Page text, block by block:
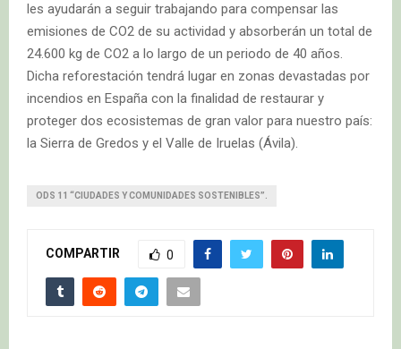
les ayudarán a seguir trabajando para compensar las
emisiones de CO2 de su actividad y absorberán un total de
24.600 kg de CO2 a lo largo de un periodo de 40 años.
Dicha reforestación tendrá lugar en zonas devastadas por
incendios en España con la finalidad de restaurar y
proteger dos ecosistemas de gran valor para nuestro país:
la Sierra de Gredos y el Valle de Iruelas (Ávila).
ODS 11 “CIUDADES Y COMUNIDADES SOSTENIBLES”.
COMPARTIR 0